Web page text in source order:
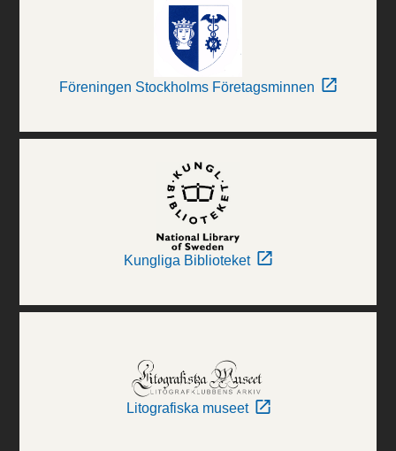
Föreningen Stockholms Företagsminnen
Kungliga Biblioteket
Litografiska museet